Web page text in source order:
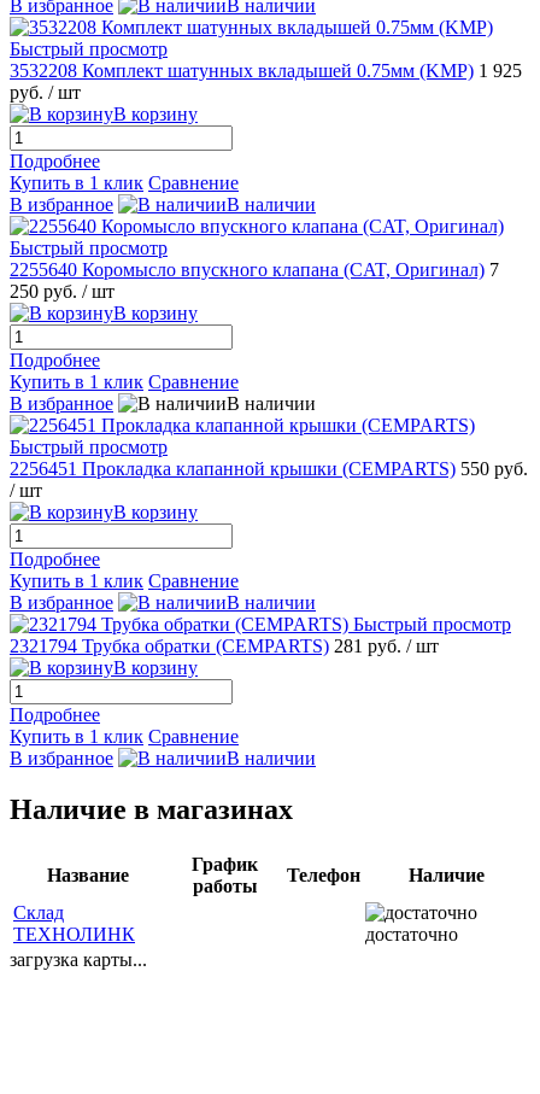
В избранное В наличии
Быстрый просмотр
3532208 Комплект шатунных вкладышей 0.75мм (KMP) 1 925
руб. / шт
В корзину
Подробнее
Купить в 1 клик Сравнение
В избранное
В наличии
Быстрый просмотр
2255640 Коромысло впускного клапана (CAT, Оригинал) 7
250 руб. / шт
В корзину
Подробнее
Купить в 1 клик Сравнение
В избранное
В наличии
Быстрый просмотр
2256451 Прокладка клапанной крышки (CEMPARTS) 550 руб.
/ шт
В корзину
Подробнее
Купить в 1 клик Сравнение
В избранное
В наличии
Быстрый просмотр
2321794 Трубка обратки (CEMPARTS) 281 руб. / шт
В корзину
Подробнее
Купить в 1 клик Сравнение
В избранное
В наличии
Наличие в магазинах
Название
График
работы
Телефон
Наличие
Склад
ТЕХНОЛИНК
достаточно
загрузка карты...